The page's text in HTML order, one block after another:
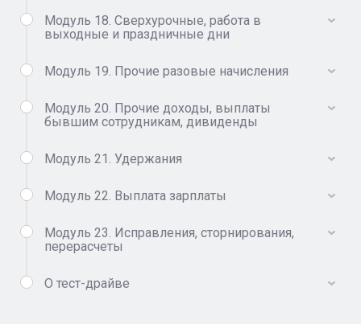
Модуль 18. Сверхурочные, работа в
выходные и праздничные дни
Модуль 19. Прочие разовые начисления
Модуль 20. Прочие доходы, выплаты
бывшим сотрудникам, дивиденды
Модуль 21. Удержания
Модуль 22. Выплата зарплаты
Модуль 23. Исправления, сторнирования,
перерасчеты
О тест-драйве